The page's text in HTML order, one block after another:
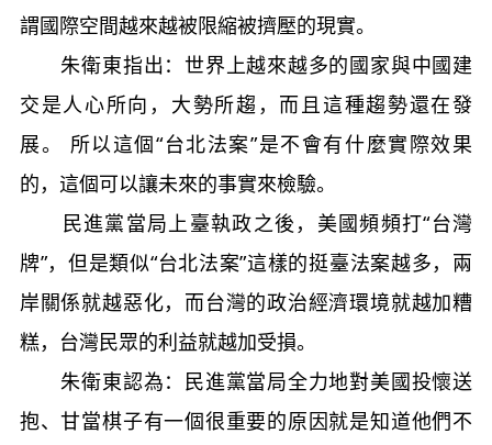
謂國際空間越來越被限縮被擠壓的現實。
朱衛東指出：世界上越來越多的國家與中國建
交是人心所向，大勢所趨，而且這種趨勢還在發
展。 所以這個“台北法案”是不會有什麼實際效果
的，這個可以讓未來的事實來檢驗。
民進黨當局上臺執政之後，美國頻頻打“台灣
牌”，但是類似“台北法案”這樣的挺臺法案越多，兩
岸關係就越惡化，而台灣的政治經濟環境就越加糟
糕，台灣民眾的利益就越加受損。
朱衛東認為：民進黨當局全力地對美國投懷送
抱、甘當棋子有一個很重要的原因就是知道他們不